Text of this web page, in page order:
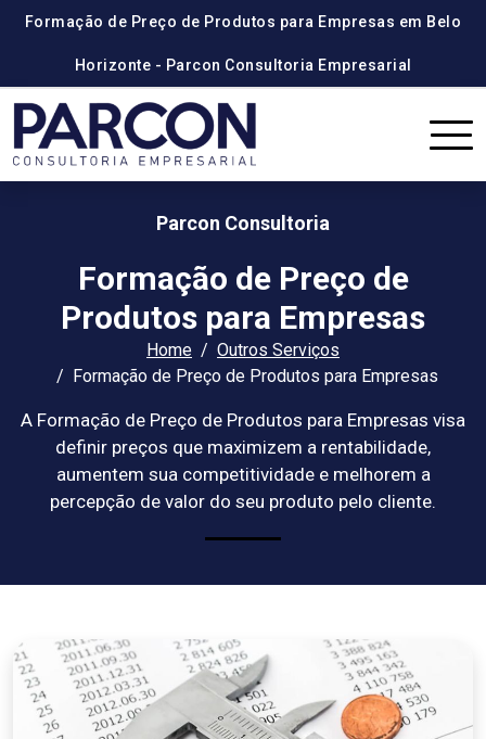
Formação de Preço de Produtos para Empresas em Belo
Horizonte - Parcon Consultoria Empresarial
Parcon Consultoria
Formação de Preço de
Produtos para Empresas
Home
Outros Serviços
Formação de Preço de Produtos para Empresas
A Formação de Preço de Produtos para Empresas visa
definir preços que maximizem a rentabilidade,
aumentem sua competitividade e melhorem a
percepção de valor do seu produto pelo cliente.